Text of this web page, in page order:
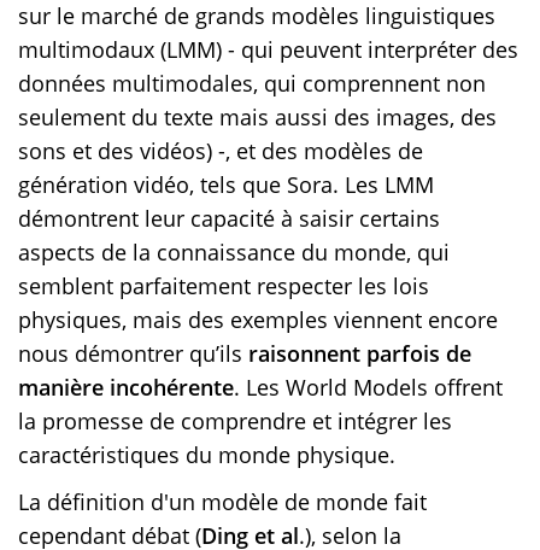
sur le marché de grands modèles linguistiques
multimodaux (LMM) - qui peuvent interpréter des
données multimodales, qui comprennent non
seulement du texte mais aussi des images, des
sons et des vidéos) -, et des modèles de
génération vidéo, tels que Sora. Les LMM
démontrent leur capacité à saisir certains
aspects de la connaissance du monde, qui
semblent parfaitement respecter les lois
physiques, mais des exemples viennent encore
nous démontrer qu’ils raisonnent parfois de
manière incohérente. Les World Models offrent
la promesse de comprendre et intégrer les
caractéristiques du monde physique.
La définition d'un modèle de monde fait
cependant débat (Ding et al.), selon la